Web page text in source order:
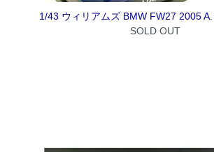
1/43 ウィリアムズ BMW FW27 2005
SOLD OUT